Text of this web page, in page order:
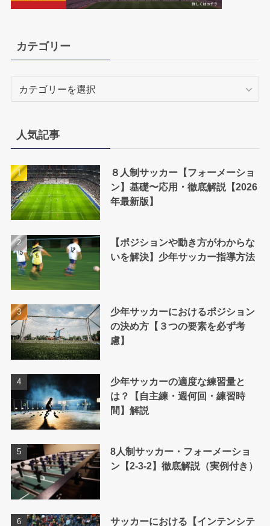
カテゴリー
ー
人気記事
８人制サッカー【フォーメーショ
ン】基礎〜応用・徹底解説【2026
年最新版】
【ポジションや動き方がわからな
いを解決】少年サッカー指導方法
少年サッカーにおけるポジション
の決め方【３つの要素を必ず考
慮】
少年サッカーの適度な練習量と
は？【自主練・週何回・練習時
間】解説
8人制サッカー・フォーメーショ
ン【2-3-2】徹底解説（実例付き）
サッカーにおける【インテンシテ